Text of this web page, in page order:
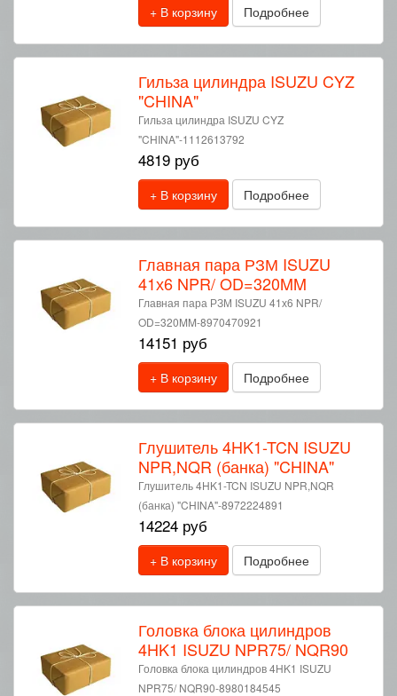
+ В корзину Подробнее
Гильза цилиндра ISUZU CYZ
"CHINA"
Гильза цилиндра ISUZU CYZ
"CHINA"-1112613792
4819 руб
+ В корзину Подробнее
Главная пара РЗМ ISUZU
41х6 NPR/ OD=320MM
Главная пара РЗМ ISUZU 41х6 NPR/
OD=320MM-8970470921
14151 руб
+ В корзину Подробнее
Глушитель 4HK1-TCN ISUZU
NPR,NQR (банка) "CHINA"
Глушитель 4HK1-TCN ISUZU NPR,NQR
(банка) "CHINA"-8972224891
14224 руб
+ В корзину Подробнее
Головка блока цилиндров
4HK1 ISUZU NPR75/ NQR90
Головка блока цилиндров 4HK1 ISUZU
NPR75/ NQR90-8980184545